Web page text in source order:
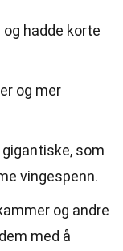
hadde korte
og mer
som
vingespenn.
og andre
med å